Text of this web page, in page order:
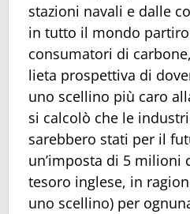
stazioni navali e dalle
in tutto il mondo
consumatori di
lieta prospettiva di
uno scellino più caro
si calcolò che le
sarebbero stati per il
un’imposta di 5 milioni
tesoro inglese, in
uno scellino) per